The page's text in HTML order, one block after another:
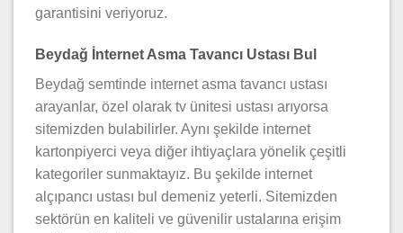
garantisini veriyoruz.
Beydağ İnternet Asma Tavancı Ustası Bul
Beydağ semtinde internet asma tavancı ustası
arayanlar, özel olarak tv ünitesi ustası arıyorsa
sitemizden bulabilirler. Aynı şekilde internet
kartonpiyerci veya diğer ihtiyaçlara yönelik çeşitli
kategoriler sunmaktayız. Bu şekilde internet
alçıpancı ustası bul demeniz yeterli. Sitemizden
sektörün en kaliteli ve güvenilir ustalarına erişim